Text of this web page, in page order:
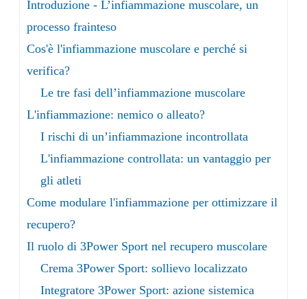
Introduzione - L’infiammazione muscolare, un
processo frainteso
Cos'è l'infiammazione muscolare e perché si
verifica?
Le tre fasi dell’infiammazione muscolare
L'infiammazione: nemico o alleato?
I rischi di un’infiammazione incontrollata
L'infiammazione controllata: un vantaggio per
gli atleti
Come modulare l'infiammazione per ottimizzare il
recupero?
Il ruolo di 3Power Sport nel recupero muscolare
Crema 3Power Sport: sollievo localizzato
Integratore 3Power Sport: azione sistemica